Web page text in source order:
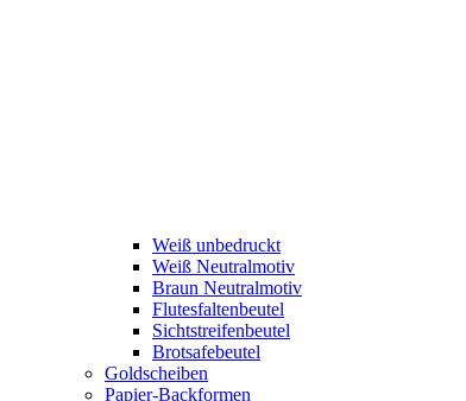
Weiß unbedruckt
Weiß Neutralmotiv
Braun Neutralmotiv
Flutesfaltenbeutel
Sichtstreifenbeutel
Brotsafebeutel
Goldscheiben
Papier-Backformen